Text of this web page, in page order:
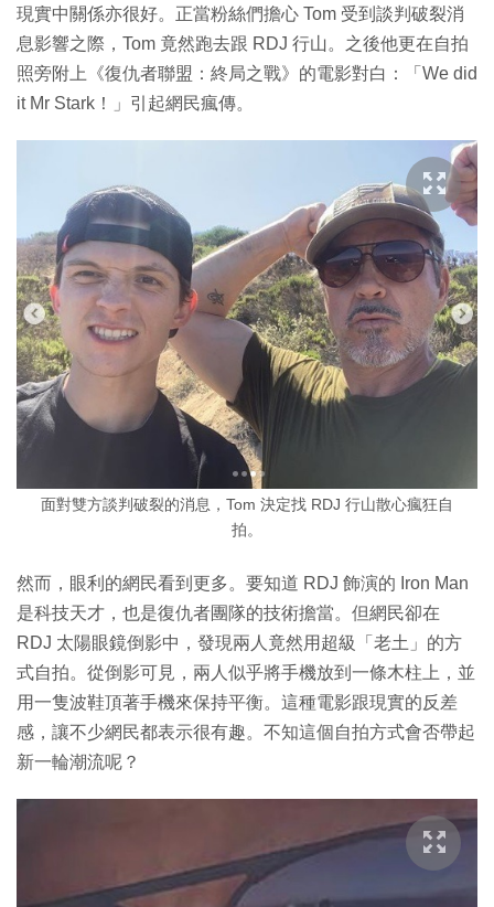
現實中關係亦很好。正當粉絲們擔心 Tom 受到談判破裂消
息影響之際，Tom 竟然跑去跟 RDJ 行山。之後他更在自拍
照旁附上《復仇者聯盟：終局之戰》的電影對白：「We did
it Mr Stark！」引起網民瘋傳。
面對雙方談判破裂的消息，Tom 決定找 RDJ 行山散心瘋狂自
拍。
然而，眼利的網民看到更多。要知道 RDJ 飾演的 Iron Man
是科技天才，也是復仇者團隊的技術擔當。但網民卻在
RDJ 太陽眼鏡倒影中，發現兩人竟然用超級「老土」的方
式自拍。從倒影可見，兩人似乎將手機放到一條木柱上，並
用一隻波鞋頂著手機來保持平衡。這種電影跟現實的反差
感，讓不少網民都表示很有趣。不知這個自拍方式會否帶起
新一輪潮流呢？